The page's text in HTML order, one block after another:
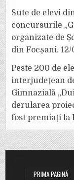
Sute de elevi
concursurile
organizate de
din Focșani.
Peste 200 de
interjudețean
Gimnazială
derularea
fost premiați la
PRIMA PAGINĂ